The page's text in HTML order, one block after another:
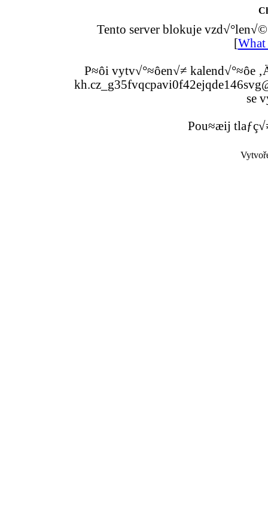
Tento server blokuje
[What
P≈ôi vytv√°≈ôen√≠ kalend√°≈ôe
se
Pou≈æij